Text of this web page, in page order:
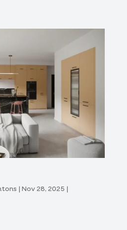
Nov 28, 2025